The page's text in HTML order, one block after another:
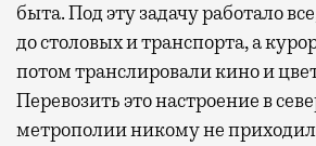
быта. Под эту задачу работало
до столовых и транспорта, а
потом транслировали кино и
Перевозить это настроение в
метрополии никому не